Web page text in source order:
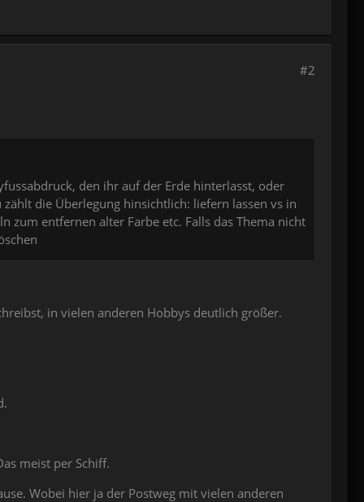
#2
den ihr auf der Erde hinterlasst, oder
die Überlegung hinsichtlich: liefern lassen vs in
zum entfernen alter Farbe etc. Falls das Thema nicht
in vielen anderen Hobbys deutlich größer.
meist per Schiff.
Wobei hier ja der Postweg mit vielen anderen